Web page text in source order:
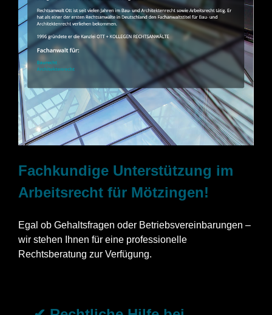
Fachkundige Unterstützung im
Arbeitsrecht für Mötzingen!
Egal ob Gehaltsfragen oder Betriebsvereinbarungen –
wir stehen Ihnen für eine professionelle
Rechtsberatung zur Verfügung.